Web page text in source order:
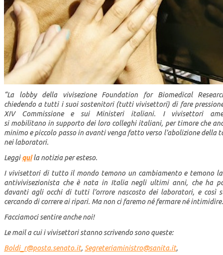
“La lobby della vivisezione Foundation for Biomedical
chiedendo a tutti i suoi sostenitori (tutti vivisettori) di fare
XIV Commissione e sui Ministeri italiani. I vivisettori
si mobilitano in supporto dei loro colleghi italiani, per timore che
minimo e piccolo passo in avanti venga fatto verso l’abolizione della
nei laboratori.
Leggiquila notizia per esteso.
I vivisettori di tutto il mondo temono un cambiamento e temono
antivivisezionista che è nata in Italia negli ultimi anni, che ha
davanti agli occhi di tutti l’orrore nascosto dei laboratori, e così
cercando di correre ai ripari. Ma non ci faremo né fermare né intimidire.
Facciamoci sentire anche noi!
Le mail a cui i vivisettori stanno scrivendo sono queste:
Boldi_r@posta.senato.it, Segreteriaministro@sanita.it,